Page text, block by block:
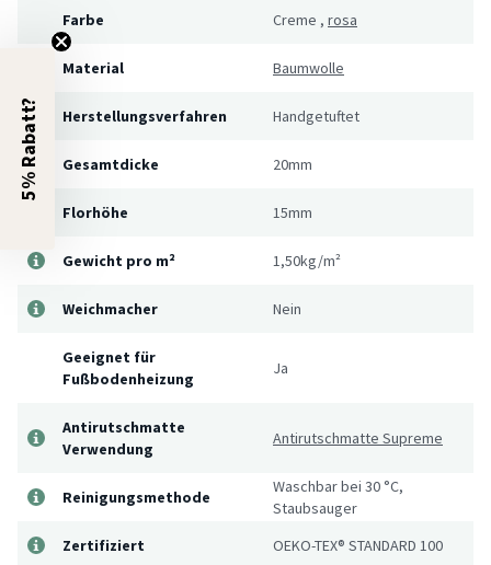
Farbe Creme , rosa
Material Baumwolle
Herstellungsverfahren Handgetuftet
Gesamtdicke 20mm
Florhöhe 15mm
Gewicht pro m² 1,50kg/m²
Weichmacher Nein
Geeignet für
Fußbodenheizung
Ja
Antirutschmatte
Verwendung
Antirutschmatte Supreme
Reinigungsmethode
Waschbar bei 30 °C,
Staubsauger
Zertifiziert
OEKO-TEX® STANDARD 100
5% Rabatt?